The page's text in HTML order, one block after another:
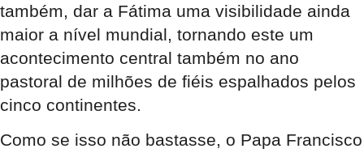
também, dar a Fátima uma visibilidade ainda
maior a nível mundial, tornando este um
acontecimento central também no ano
pastoral de milhões de fiéis espalhados pelos
cinco continentes.
Como se isso não bastasse, o Papa Francisco